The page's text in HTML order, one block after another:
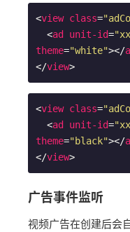
<view class=
<ad unit-id=
theme="white"></
</view>
<view class=
<ad unit-id=
theme="black"></
</view>
广告事件监听
视频广告在创建后会